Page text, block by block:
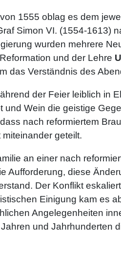
1555 oblag es dem
Simon VI. (1554-1613)
wurden mehrere
und der Lehre
das Verständnis des
der Feier leiblich in
und Wein die geistige
nach reformiertem
miteinander geteilt.
an einer nach
Aufforderung, diese
Der Konflikt
Einigung kam es
Angelegenheiten
und Jahrhunderten